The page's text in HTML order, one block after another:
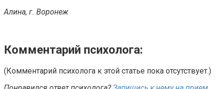
Алина, г. Воронеж
Комментарий психолога:
(Комментарий психолога к этой статье пока отсутствует.)